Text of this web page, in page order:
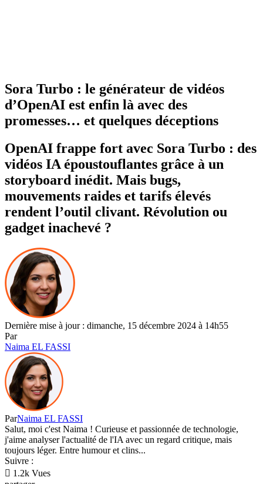
Sora Turbo : le générateur de vidéos
d’OpenAI est enfin là avec des
promesses… et quelques déceptions
OpenAI frappe fort avec Sora Turbo : des
vidéos IA époustouflantes grâce à un
storyboard inédit. Mais bugs,
mouvements raides et tarifs élevés
rendent l’outil clivant. Révolution ou
gadget inachevé ?
Dernière mise à jour : dimanche, 15 décembre 2024 à 14h55
Par
Naima EL FASSI
ParNaima EL FASSI
Salut, moi c'est Naima ! Curieuse et passionnée de technologie,
j'aime analyser l'actualité de l'IA avec un regard critique, mais
toujours léger. Entre humour et clins...
Suivre :
1.2k Vues